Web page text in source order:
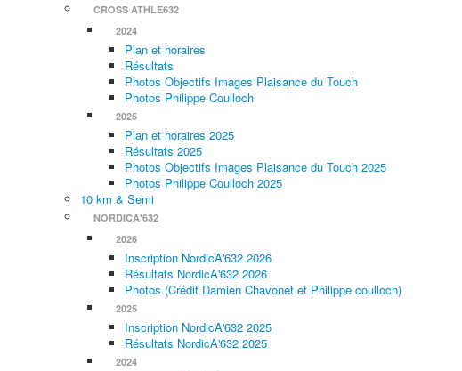
CROSS ATHLE632
2024
Plan et horaires
Résultats
Photos Objectifs Images Plaisance du Touch
Photos Philippe Coulloch
2025
Plan et horaires 2025
Résultats 2025
Photos Objectifs Images Plaisance du Touch 2025
Photos Philippe Coulloch 2025
10 km & Semi
NORDICA'632
2026
Inscription NordicA'632 2026
Résultats NordicA'632 2026
Photos (Crédit Damien Chavonet et Philippe coulloch)
2025
Inscription NordicA'632 2025
Résultats NordicA'632 2025
2024